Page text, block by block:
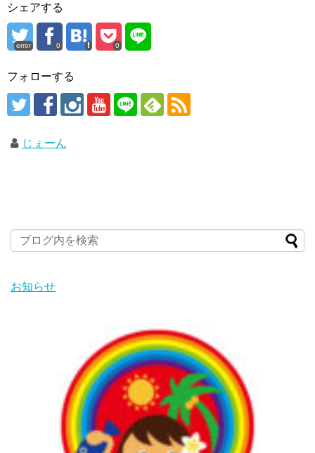
シェアする
error 0 0
フォローする
じぇーん
お知らせ